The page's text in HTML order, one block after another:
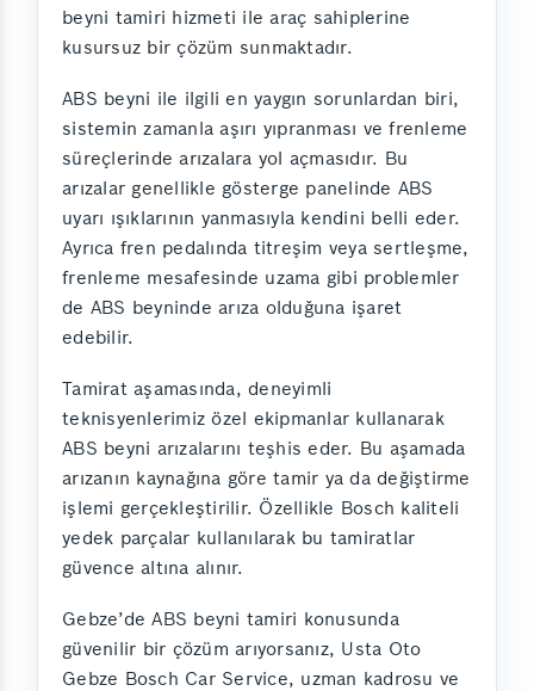
beyni tamiri hizmeti ile araç sahiplerine
kusursuz bir çözüm sunmaktadır.
ABS beyni ile ilgili en yaygın sorunlardan biri,
sistemin zamanla aşırı yıpranması ve frenleme
süreçlerinde arızalara yol açmasıdır. Bu
arızalar genellikle gösterge panelinde ABS
uyarı ışıklarının yanmasıyla kendini belli eder.
Ayrıca fren pedalında titreşim veya sertleşme,
frenleme mesafesinde uzama gibi problemler
de ABS beyninde arıza olduğuna işaret
edebilir.
Tamirat aşamasında, deneyimli
teknisyenlerimiz özel ekipmanlar kullanarak
ABS beyni arızalarını teşhis eder. Bu aşamada
arızanın kaynağına göre tamir ya da değiştirme
işlemi gerçekleştirilir. Özellikle Bosch kaliteli
yedek parçalar kullanılarak bu tamiratlar
güvence altına alınır.
Gebze’de ABS beyni tamiri konusunda
güvenilir bir çözüm arıyorsanız, Usta Oto
Gebze Bosch Car Service, uzman kadrosu ve